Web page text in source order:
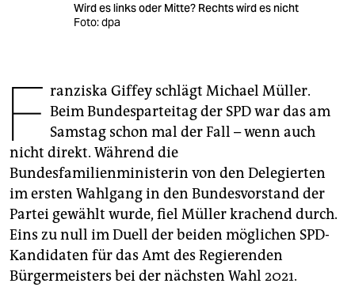
unterstützen
abo
genossenschaft
epaper login
Wird es links oder Mitte? Rechts wird es nicht
Foto: dpa
F ranziska Giffey schlägt Michael Müller.
Beim Bundesparteitag der SPD war das am
Samstag schon mal der Fall – wenn auch
nicht direkt. Während die
Bundesfamilienministerin von den Delegierten
im ersten Wahlgang in den Bundesvorstand der
Partei gewählt wurde, fiel Müller krachend durch.
Eins zu null im Duell der beiden möglichen SPD-
Kandidaten für das Amt des Regierenden
Bürgermeisters bei der nächsten Wahl 2021.